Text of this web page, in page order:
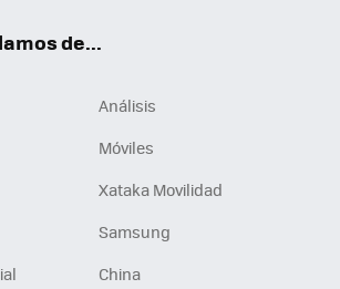
de...
Análisis
Móviles
Xataka Movilidad
Samsung
China